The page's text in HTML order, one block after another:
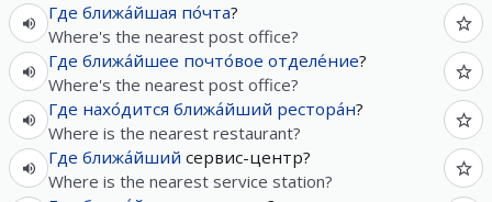
Где ближа́йшая по́чта?
Where's the nearest post office?
Где ближа́йшее почто́вое отделе́ние?
Where's the nearest post office?
Где нахо́дится ближа́йший рестора́н?
Where is the nearest restaurant?
Где ближа́йший сервис-центр?
Where is the nearest service station?